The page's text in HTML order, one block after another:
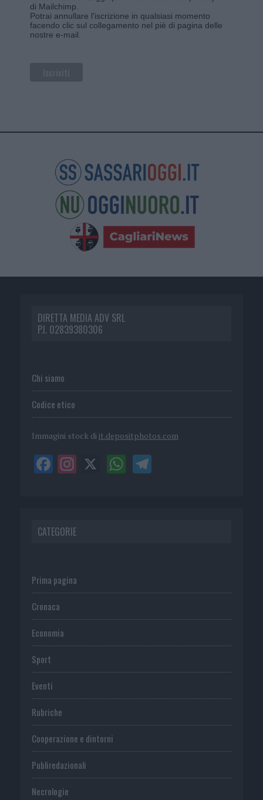
di Mailchimp.
Potrai annullare l'iscrizione in qualsiasi momento
facendo clic sul collegamento nel piè di pagina delle
nostre e-mail.
DIRETTA MEDIA ADV SRL
P.I. 02839380306
Chi siamo
Codice etico
Immagini stock di it.depositphotos.com
CATEGORIE
Prima pagina
Cronaca
Economia
Sport
Eventi
Rubriche
Cooperazione e dintorni
Publiredazionali
Necrologie